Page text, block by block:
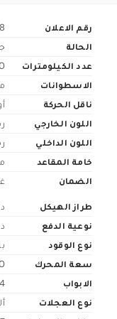
رقم الاعلان
الحالة
عدد الكيلومترات
0
الاسطوانات
ناقل الحركة
اللون الخارجي
اللون الداخلي
خامة المقاعد
الضمان
طراز الهيكل
نوعية الدفع
نوع الوقود
سعة المحرك
الابواب
4
نوع العجلات